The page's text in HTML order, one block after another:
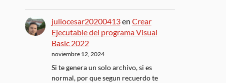
juliocesar20200413en Crear
Ejecutable del programa Visual
Basic 2022
noviembre 12, 2024
Si te genera un solo archivo, si es
normal, por que segun recuerdo te